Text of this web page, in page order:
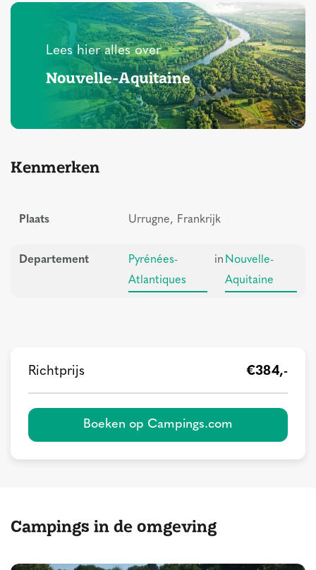
Lees hier alles over
Nouvelle-Aquitaine
Kenmerken
Plaats Urrugne, Frankrijk
Departement
Pyrénées-
Atlantiques
in Nouvelle-
Aquitaine
Richtprijs €384,-
Boeken op Campings.com
Campings in de omgeving